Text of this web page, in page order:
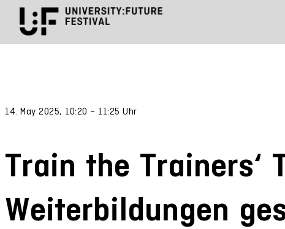
14. May 2025, 10:20 – 11:25 Uhr
Train the Trainers‘
Weiterbildungen